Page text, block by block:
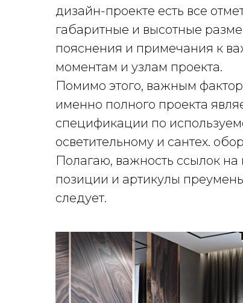
дизайн-проекте есть все
габаритные и высотные
пояснения и примечания к
моментам и узлам проекта.
Помимо этого, важным
именно полного проекта
спецификации по
осветительному и сантех.
Полагаю, важность ссылок на
позиции и артикулы
следует.